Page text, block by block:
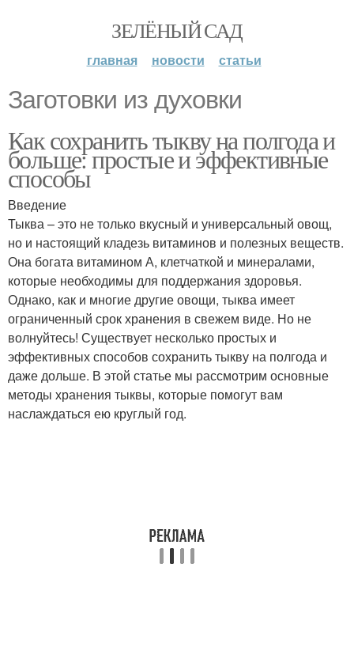
ЗЕЛЁНЫЙ САД
главная новости статьи
Заготовки из духовки
Как сохранить тыкву на полгода и
больше: простые и эффективные
способы
Введение
Тыква – это не только вкусный и универсальный овощ,
но и настоящий кладезь витаминов и полезных веществ.
Она богата витамином А, клетчаткой и минералами,
которые необходимы для поддержания здоровья.
Однако, как и многие другие овощи, тыква имеет
ограниченный срок хранения в свежем виде. Но не
волнуйтесь! Существует несколько простых и
эффективных способов сохранить тыкву на полгода и
даже дольше. В этой статье мы рассмотрим основные
методы хранения тыквы, которые помогут вам
наслаждаться ею круглый год.